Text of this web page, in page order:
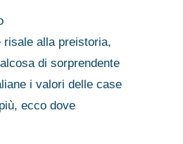
risale alla preistoria,
di sorprendente
i valori delle case
ecco dove